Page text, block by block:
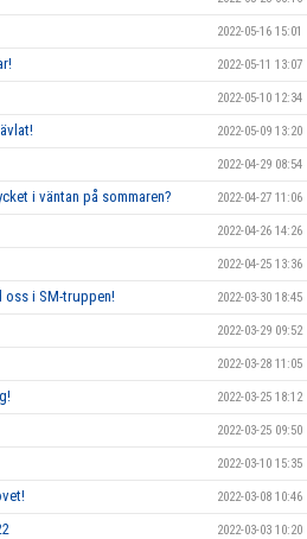
2022-05-16 15:01
2022-05-11 13:07
2022-05-10 12:34
2022-05-09 13:20
2022-04-29 08:54
i väntan på sommaren? 2022-04-27 11:06
2022-04-26 14:26
2022-04-25 13:36
oss i SM-truppen! 2022-03-30 18:45
2022-03-29 09:52
2022-03-28 11:05
2022-03-25 18:12
2022-03-25 09:50
2022-03-10 15:35
2022-03-08 10:46
2022-03-03 10:20